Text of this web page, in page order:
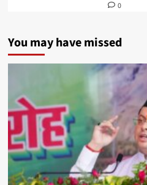
0
You may have missed